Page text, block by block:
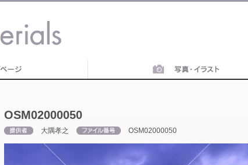
OSM02000050
大隅孝之 OSM02000050